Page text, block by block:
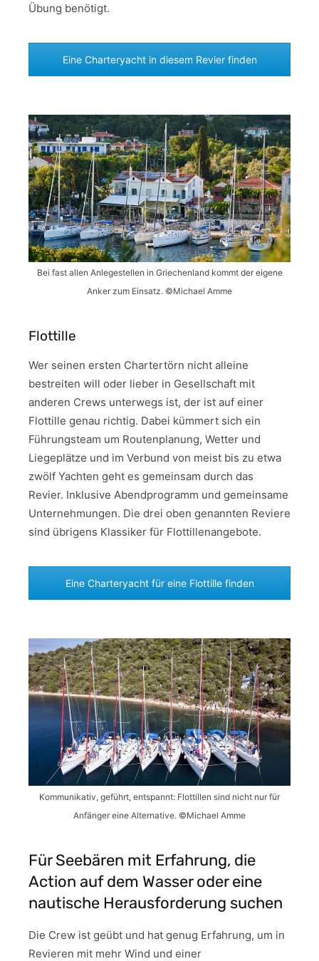
Übung benötigt.
Eine Charteryacht in diesem Revier finden
Bei fast allen Anlegestellen in Griechenland kommt der eigene
Anker zum Einsatz. ©Michael Amme
Flottille
Wer seinen ersten Chartertörn nicht alleine
bestreiten will oder lieber in Gesellschaft mit
anderen Crews unterwegs ist, der ist auf einer
Flottille genau richtig. Dabei kümmert sich ein
Führungsteam um Routenplanung, Wetter und
Liegeplätze und im Verbund von meist bis zu etwa
zwölf Yachten geht es gemeinsam durch das
Revier. Inklusive Abendprogramm und gemeinsame
Unternehmungen. Die drei oben genannten Reviere
sind übrigens Klassiker für Flottillenangebote.
Eine Charteryacht für eine Flottille finden
Kommunikativ, geführt, entspannt: Flottillen sind nicht nur für
Anfänger eine Alternative. ©Michael Amme
Für Seebären mit Erfahrung, die
Action auf dem Wasser oder eine
nautische Herausforderung suchen
Die Crew ist geübt und hat genug Erfahrung, um in
Revieren mit mehr Wind und einer